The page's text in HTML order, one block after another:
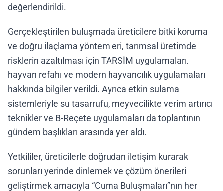
değerlendirildi.
Gerçekleştirilen buluşmada üreticilere bitki koruma
ve doğru ilaçlama yöntemleri, tarımsal üretimde
risklerin azaltılması için TARSİM uygulamaları,
hayvan refahı ve modern hayvancılık uygulamaları
hakkında bilgiler verildi. Ayrıca etkin sulama
sistemleriyle su tasarrufu, meyvecilikte verim artırıcı
teknikler ve B-Reçete uygulamaları da toplantının
gündem başlıkları arasında yer aldı.
Yetkililer, üreticilerle doğrudan iletişim kurarak
sorunları yerinde dinlemek ve çözüm önerileri
geliştirmek amacıyla “Cuma Buluşmaları”nın her